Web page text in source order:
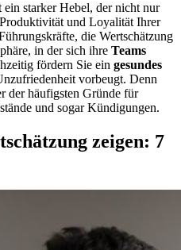
starker Hebel, der nicht nur
und Loyalität Ihrer
die Wertschätzung
in der sich ihre Teams
fördern Sie ein gesundes
vorbeugt. Denn
der häufigsten Gründe für
und sogar Kündigungen.
zeigen: 7